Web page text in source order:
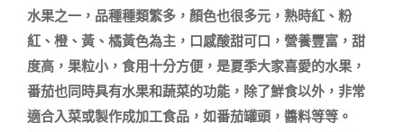
水果之一，品種種類繁多，顏色也很多元，熟時紅、粉
紅、橙、黃、橘黃色為主，口感酸甜可口，營養豐富，甜
度高，果粒小，食用十分方便，是夏季大家喜愛的水果，
番茄也同時具有水果和蔬菜的功能，除了鮮食以外，非常
適合入菜或製作成加工食品，如番茄罐頭，醬料等等。